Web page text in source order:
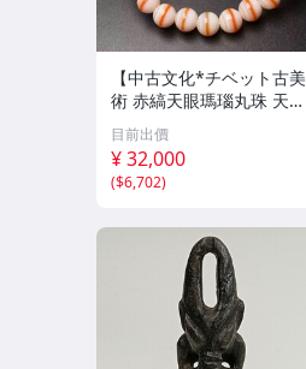
【中古文化*チベット古美
術 赤縞天眼瑪瑙丸珠 天地
天珠組み合わせブレスレッ
ト 縞瑪瑙 古玩 アンティー
ク お守り コレクション 腕
輪 】
目前出價
¥ 32,000
($6,702)